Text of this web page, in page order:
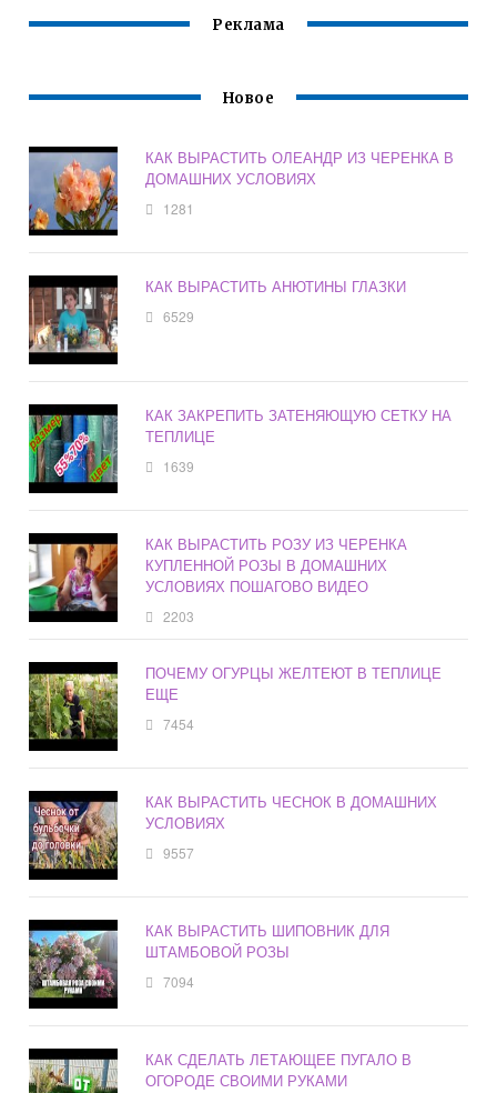
Реклама
Новое
КАК ВЫРАСТИТЬ ОЛЕАНДР ИЗ ЧЕРЕНКА В
ДОМАШНИХ УСЛОВИЯХ
1281
КАК ВЫРАСТИТЬ АНЮТИНЫ ГЛАЗКИ
6529
КАК ЗАКРЕПИТЬ ЗАТЕНЯЮЩУЮ СЕТКУ НА
ТЕПЛИЦЕ
1639
КАК ВЫРАСТИТЬ РОЗУ ИЗ ЧЕРЕНКА
КУПЛЕННОЙ РОЗЫ В ДОМАШНИХ
УСЛОВИЯХ ПОШАГОВО ВИДЕО
2203
ПОЧЕМУ ОГУРЦЫ ЖЕЛТЕЮТ В ТЕПЛИЦЕ
ЕЩЕ
7454
КАК ВЫРАСТИТЬ ЧЕСНОК В ДОМАШНИХ
УСЛОВИЯХ
9557
КАК ВЫРАСТИТЬ ШИПОВНИК ДЛЯ
ШТАМБОВОЙ РОЗЫ
7094
КАК СДЕЛАТЬ ЛЕТАЮЩЕЕ ПУГАЛО В
ОГОРОДЕ СВОИМИ РУКАМИ